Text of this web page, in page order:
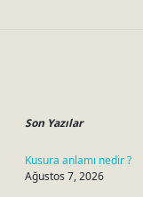
Son Yazılar
Kusura anlamı nedir ?
Ağustos 7, 2026